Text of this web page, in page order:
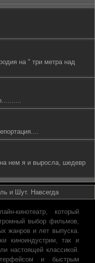
на " три метра над
нем я и выросла, шедевр
и Шут. Навсегда
кинотеатр, который
выбор фильмов,
жанров и лет выпуска.
киноиндустрии, так и
настоящей классикой.
и быстрым